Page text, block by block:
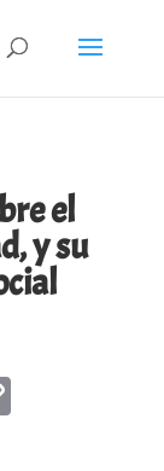
el
y su
Copy